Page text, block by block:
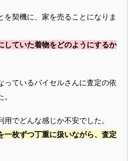
を契機に、家を売ることになりま
していた着物をどのようにするか
っているバイセルさんに査定の依
でどんな感じか不安でした。
一枚ずつ丁重に扱いながら、査定